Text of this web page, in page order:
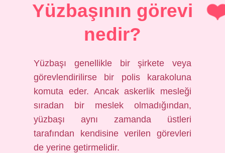
Yüzbaşının görevi
nedir?
Yüzbaşı genellikle bir şirkete veya
görevlendirilirse bir polis karakoluna
komuta eder. Ancak askerlik mesleği
sıradan bir meslek olmadığından,
yüzbaşı aynı zamanda üstleri
tarafından kendisine verilen görevleri
de yerine getirmelidir.